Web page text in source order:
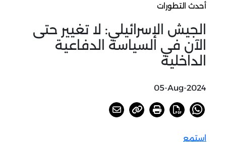
أحدث التطورات
الجيش الإسرائيلي: لا تغيير حتى
الآن في السياسة الدفاعية
الداخلية
05-Aug-2024
استمع